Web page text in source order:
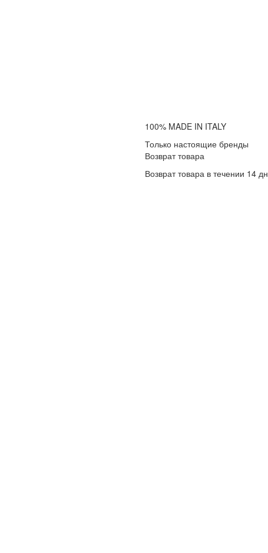
100% MADE IN ITALY
Только настоящие бренды
Возврат товара
Возврат товара в течении 14